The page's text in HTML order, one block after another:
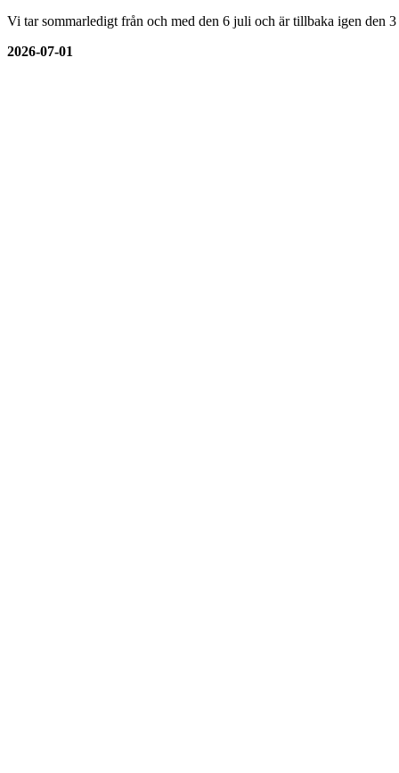
Vi tar sommarledigt från och med den 6 juli och är tillbaka igen den
2026-07-01